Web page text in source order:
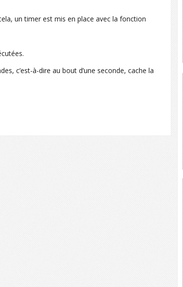
un timer est mis en place avec la fonction
c’est-à-dire au bout d’une seconde, cache la